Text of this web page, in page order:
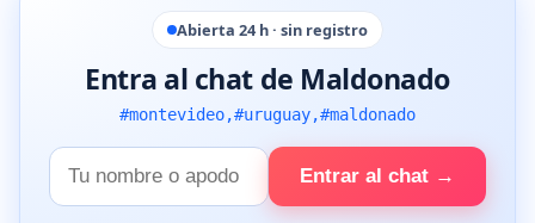
Abierta 24 h · sin registro
Entra al chat de Maldonado
#montevideo,#uruguay,#maldonado
Tu
nombre
Entrar al chat →